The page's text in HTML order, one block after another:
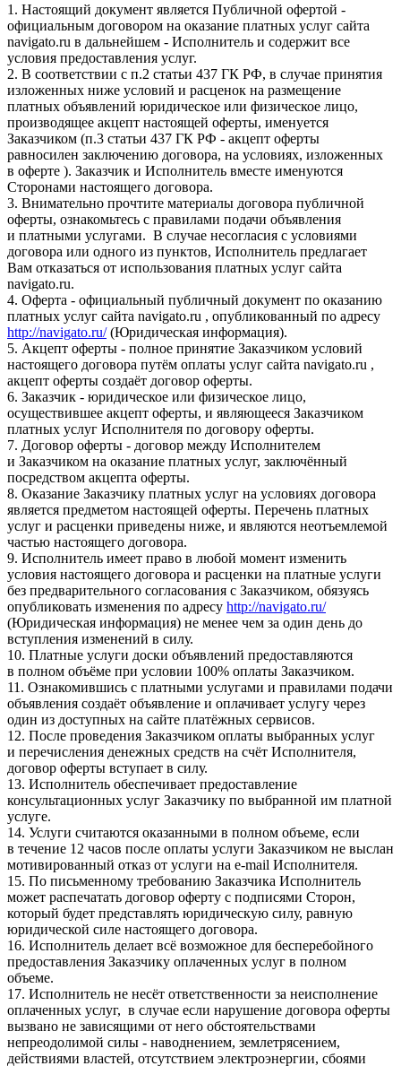
1. Настоящий документ является Публичной офертой -
официальным договором на оказание платных услуг сайта
navigato.ru в дальнейшем - Исполнитель и содержит все
условия предоставления услуг.
2. В соответствии с п.2 статьи 437 ГК РФ, в случае принятия
изложенных ниже условий и расценок на размещение
платных объявлений юридическое или физическое лицо,
производящее акцепт настоящей оферты, именуется
Заказчиком (п.3 статьи 437 ГК РФ - акцепт оферты
равносилен заключению договора, на условиях, изложенных
в оферте ). Заказчик и Исполнитель вместе именуются
Сторонами настоящего договора.
3. Внимательно прочтите материалы договора публичной
оферты, ознакомьтесь с правилами подачи объявления
и платными услугами. В случае несогласия с условиями
договора или одного из пунктов, Исполнитель предлагает
Вам отказаться от использования платных услуг сайта
navigato.ru.
4. Оферта - официальный публичный документ по оказанию
платных услуг сайта navigato.ru , опубликованный по адресу
http://navigato.ru/(Юридическая информация).
5. Акцепт оферты - полное принятие Заказчиком условий
настоящего договора путём оплаты услуг сайта navigato.ru ,
акцепт оферты создаёт договор оферты.
6. Заказчик - юридическое или физическое лицо,
осуществившее акцепт оферты, и являющееся Заказчиком
платных услуг Исполнителя по договору оферты.
7. Договор оферты - договор между Исполнителем
и Заказчиком на оказание платных услуг, заключённый
посредством акцепта оферты.
8. Оказание Заказчику платных услуг на условиях договора
является предметом настоящей оферты. Перечень платных
услуг и расценки приведены ниже, и являются неотъемлемой
частью настоящего договора.
9. Исполнитель имеет право в любой момент изменить
условия настоящего договора и расценки на платные услуги
без предварительного согласования с Заказчиком, обязуясь
опубликовать изменения по адресу http://navigato.ru/
(Юридическая информация) не менее чем за один день до
вступления изменений в силу.
10. Платные услуги доски объявлений предоставляются
в полном объёме при условии 100% оплаты Заказчиком.
11. Ознакомившись с платными услугами и правилами подачи
объявления создаёт объявление и оплачивает услугу через
один из доступных на сайте платёжных сервисов.
12. После проведения Заказчиком оплаты выбранных услуг
и перечисления денежных средств на счёт Исполнителя,
договор оферты вступает в силу.
13. Исполнитель обеспечивает предоставление
консультационных услуг Заказчику по выбранной им платной
услуге.
14. Услуги считаются оказанными в полном объеме, если
в течение 12 часов после оплаты услуги Заказчиком не выслан
мотивированный отказ от услуги на e-mail Исполнителя.
15. По письменному требованию Заказчика Исполнитель
может распечатать договор оферту с подписями Сторон,
который будет представлять юридическую силу, равную
юридической силе настоящего договора.
16. Исполнитель делает всё возможное для бесперебойного
предоставления Заказчику оплаченных услуг в полном
объеме.
17. Исполнитель не несёт ответственности за неисполнение
оплаченных услуг, в случае если нарушение договора оферты
вызвано не зависящими от него обстоятельствами
непреодолимой силы - наводнением, землетрясением,
действиями властей, отсутствием электроэнергии, сбоями